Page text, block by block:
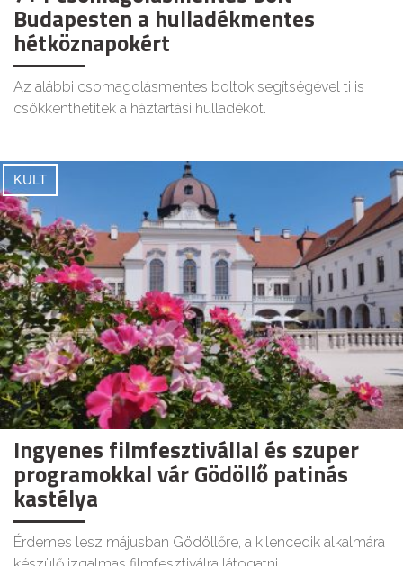
Budapesten a hulladékmentes
hétköznapokért
Az alábbi csomagolásmentes boltok segítségével ti is
csökkenthetitek a háztartási hulladékot.
KULT
Ingyenes filmfesztivállal és szuper
programokkal vár Gödöllő patinás
kastélya
Érdemes lesz májusban Gödöllőre, a kilencedik alkalmára